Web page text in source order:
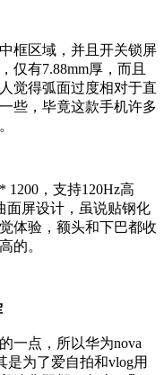
框区域，并且开关锁屏
仅有7.88mm厚，而且
觉得弧面过度相对于直
些，毕竟这款手机许多
1200，支持120Hz高
面屏设计，虽说贴钢化
体验，额头和下巴都收
的。
一点，所以华为nova
是为了爱自拍和vlog用